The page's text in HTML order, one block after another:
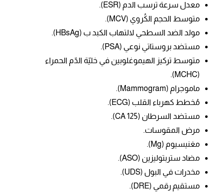
معدل سرعة ترسب الدم (ESR).
متوسط الحجم الكُروي (MCV).
مولد الضد السطحي لالتهاب الكبد ب (HBsAg).
مستضد بروستاتي نوعي (PSA).
متوسط ​​تركيز الهيموغلوبين في خليّة الدّم الحمراء
(MCHC).
ماموجرام (Mammogram).
مُخطط كهرباء القلب (ECG).
مستضد السرطان (CA 125).
مرض المقوسات.
مغنيسيوم (Mg).
مضاد ستربتوليزين (ASO).
مخدرات في البول (UDS).
مستقيم رقمي (DRE).